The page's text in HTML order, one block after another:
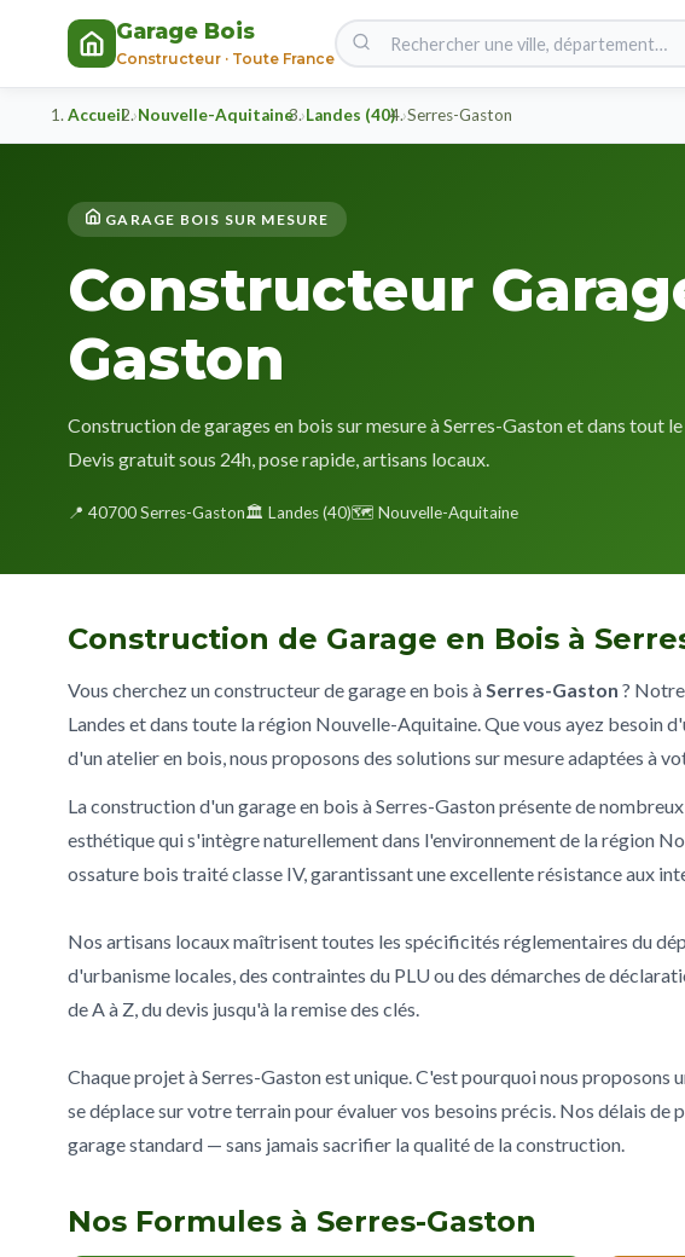
Garage Bois
Constructeur · Toute France
Accueil Nouvelle-Aquitaine Landes (40) Serres-Gaston
GARAGE BOIS SUR MESURE
Constructeur
Gaston
Construction de garages en bois sur mesure à Serres-Gaston et dans tout le
Devis gratuit sous 24h, pose rapide, artisans locaux.
📍 40700 Serres-Gaston🏛️ Landes (40)🗺️ Nouvelle-Aquitaine
Construction de Garage en Bois à
Vous cherchez un constructeur de garage en bois àSerres-Gaston ?
Landes et dans toute la région Nouvelle-Aquitaine. Que vous ayez besoin
d'un atelier en bois, nous proposons des solutions sur mesure adaptées à
La construction d'un garage en bois à Serres-Gaston présente de
esthétique qui s'intègre naturellement dans l'environnement de la région
ossature bois traité classe IV, garantissant une excellente résistance aux
Nos artisans locaux maîtrisent toutes les spécificités réglementaires du
d'urbanisme locales, des contraintes du PLU ou des démarches de
de A à Z, du devis jusqu'à la remise des clés.
Chaque projet à Serres-Gaston est unique. C'est pourquoi nous proposons
se déplace sur votre terrain pour évaluer vos besoins précis. Nos délais de
garage standard — sans jamais sacrifier la qualité de la construction.
Nos Formules à Serres-Gaston